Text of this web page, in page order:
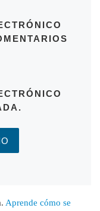
Aprende cómo se